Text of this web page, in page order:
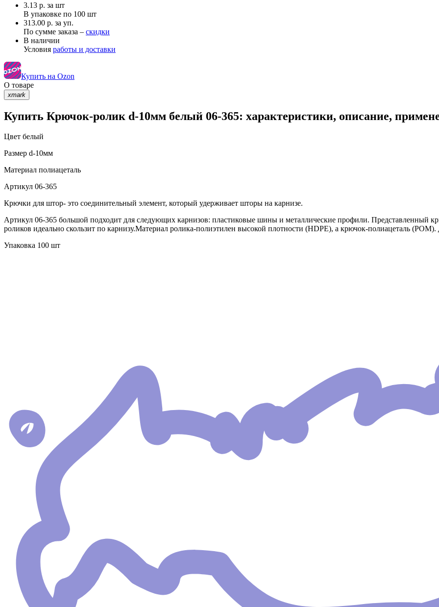
3.13 р. за шт
В упаковке по 100 шт
313.00 р. за уп.
По сумме заказа – скидки
В наличии
Условия работы и доставки
Купить на Ozon
О товаре
xmark
Купить Крючок-ролик d-10мм белый 06-365: характеристики, описание,
Цвет белый
Размер d-10мм
Материал полиацеталь
Артикул 06-365
Крючки для штор- это соединительный элемент, который удерживает шторы на карнизе.
Артикул 06-365 большой подходит для следующих карнизов: пластиковые шины и металлические профили. Представленный
роликов идеально скользит по карнизу.Материал ролика-полиэтилен высокой плотности (HDPE), а крючок-полиацеталь
Упаковка 100 шт